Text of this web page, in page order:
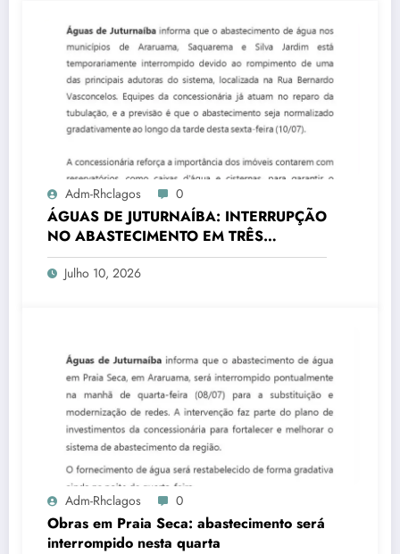
Adm-Rhclagos 0
ÁGUAS DE JUTURNAÍBA: INTERRUPÇÃO
NO ABASTECIMENTO EM TRÊS
CIDADES
Julho 10, 2026
Adm-Rhclagos 0
Obras em Praia Seca: abastecimento será
interrompido nesta quarta